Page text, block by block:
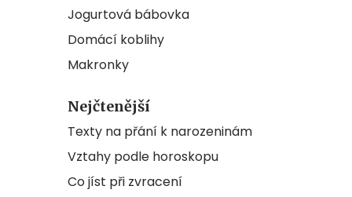
Jogurtová bábovka
Domácí koblihy
Makronky
Nejčtenější
Texty na přání k narozeninám
Vztahy podle horoskopu
Co jíst při zvracení